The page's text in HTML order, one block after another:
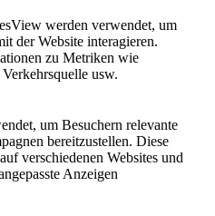
werden verwendet, um
der Website interagieren.
zu Metriken wie
usw.
um Besuchern relevante
bereitzustellen. Diese
verschiedenen Websites und
Anzeigen